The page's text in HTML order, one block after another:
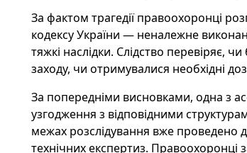
За фактом трагедії правоохоронці
кодексу України — неналежне
тяжкі наслідки. Слідство перевіряє,
заходу, чи отримувалися необхідні
За попередніми висновками, одна з
узгодження з відповідними
межах розслідування вже проведено
технічних експертиз.